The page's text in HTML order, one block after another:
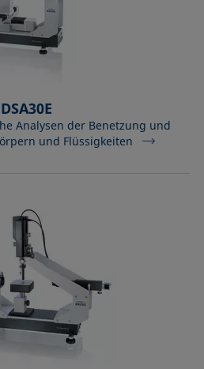
DSA30E
Analysen der Benetzung und
und Flüssigkeiten